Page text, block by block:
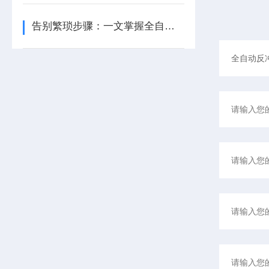
告别繁琐步骤：一文掌握全自动反冲洗过滤器的快速安装技巧！